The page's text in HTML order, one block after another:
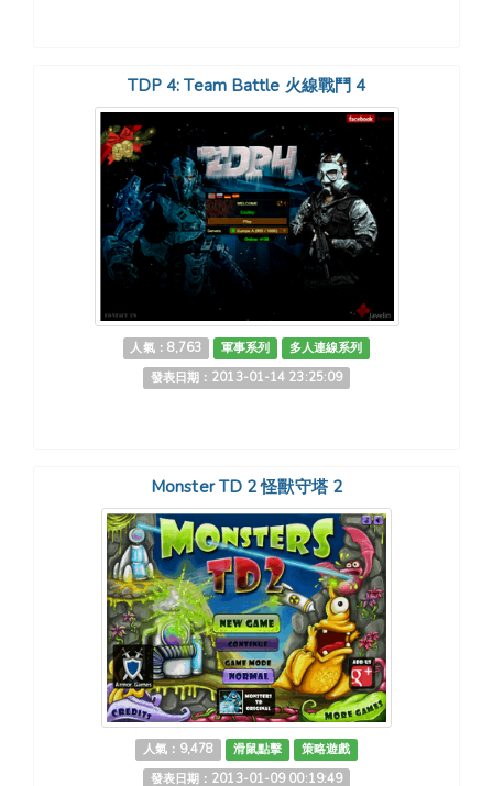
TDP 4: Team Battle 火線戰鬥 4
人氣：8,763 軍事系列
多人連線系列
發表日期：2013-01-14 23:25:09
Monster TD 2 怪獸守塔 2
人氣：9,478 滑鼠點擊
策略遊戲
發表日期：2013-01-09 00:19:49